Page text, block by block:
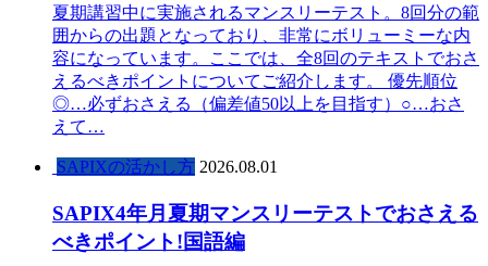
夏期講習中に実施されるマンスリーテスト。8回分の範
囲からの出題となっており、非常にボリューミーな内
容になっています。ここでは、全8回のテキストでおさ
えるべきポイントについてご紹介します。 優先順位
◎…必ずおさえる（偏差値50以上を目指す）○…おさ
えて…
SAPIXの活かし方 2026.08.01
SAPIX4年月夏期マンスリーテストでおさえる
べきポイント!国語編